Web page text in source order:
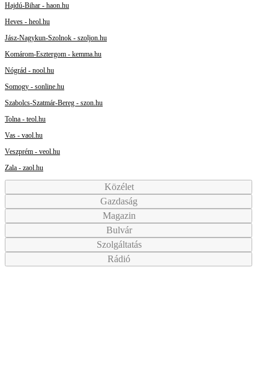
Hajdú-Bihar - haon.hu
Heves - heol.hu
Jász-Nagykun-Szolnok - szoljon.hu
Komárom-Esztergom - kemma.hu
Nógrád - nool.hu
Somogy - sonline.hu
Szabolcs-Szatmár-Bereg - szon.hu
Tolna - teol.hu
Vas - vaol.hu
Veszprém - veol.hu
Zala - zaol.hu
Közélet
Gazdaság
Magazin
Bulvár
Szolgáltatás
Rádió